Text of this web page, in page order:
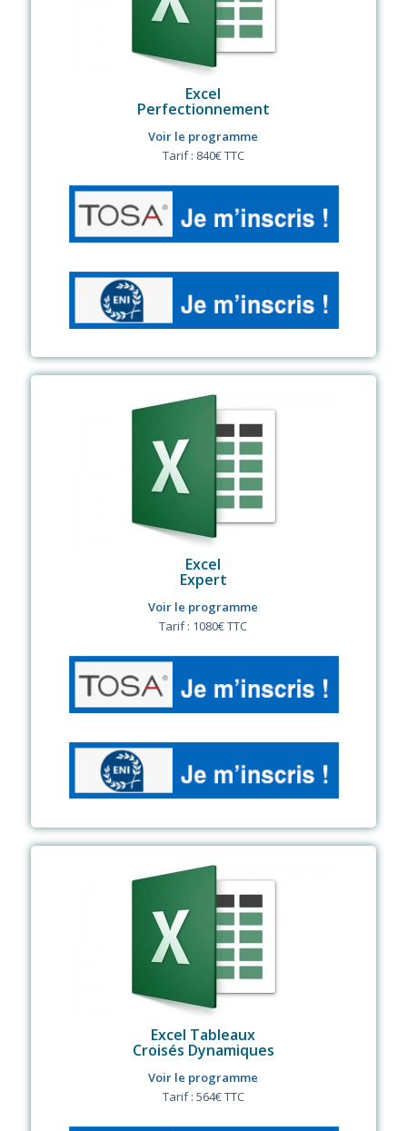
Excel
Perfectionnement
Voir le programme
Tarif : 840€ TTC
Excel
Expert
Voir le programme
Tarif : 1080€ TTC
Excel Tableaux
Croisés Dynamiques
Voir le programme
Tarif : 564€ TTC